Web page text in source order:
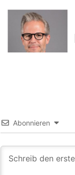
Abonnieren